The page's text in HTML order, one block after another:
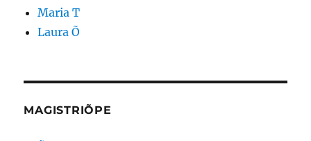
Maria T
Laura Õ
MAGISTRIÕPE